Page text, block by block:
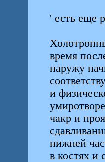
' есть еще
время
наружу
и
чакр и
нижней
в костях и